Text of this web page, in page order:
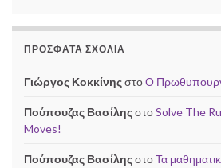
ΠΡΌΣΦΑΤΑ ΣΧΌΛΙΑ
Γιώργος ΚοκκίνηςστοΟ
Πούπουζας ΒασίληςστοSolve The
Moves!
Πούπουζας ΒασίληςστοΤα